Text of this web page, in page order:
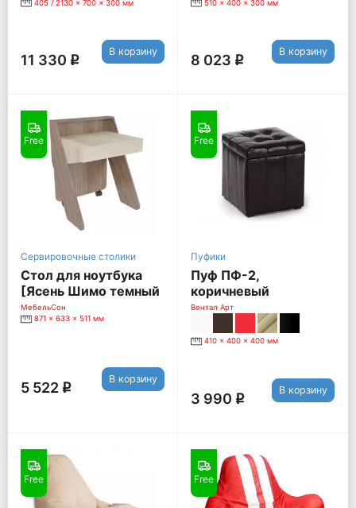
405 / 2130 x 700 x 300 мм
11 330 q
В корзину
510 x 400 x 300 мм
8 023 q
В корзину
Free
Сервировочные столики
Стол для ноутбука
[Ясень Шимо темный
/ Яснь Шимо светлый]
МебельСон
871 x 633 x 511 мм
5 522 q
В корзину
Free
Пуфики
Пуф ПФ-2,
коричневый
Вентал Арт
410 x 400 x 400 мм
3 990 q
В корзину
Free Free